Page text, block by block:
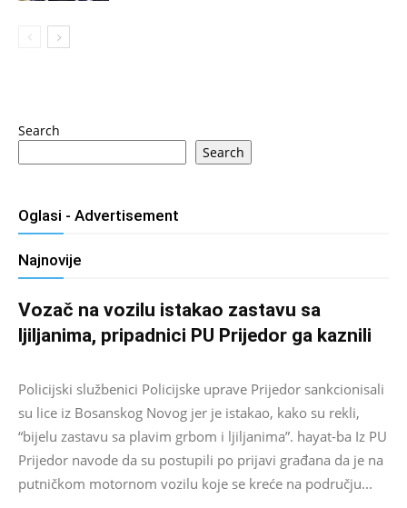
Search
Search
Oglasi - Advertisement
Najnovije
Vozač na vozilu istakao zastavu sa
ljiljanima, pripadnici PU Prijedor ga kaznili
Salim D. - August 7, 2026
Policijski službenici Policijske uprave Prijedor sankcionisali
su lice iz Bosanskog Novog jer je istakao, kako su rekli,
“bijelu zastavu sa plavim grbom i ljiljanima”. hayat-ba Iz PU
Prijedor navode da su postupili po prijavi građana da je na
putničkom motornom vozilu koje se kreće na području...